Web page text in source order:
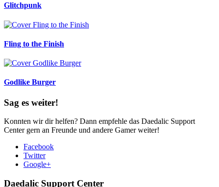
Glitchpunk
Fling to the Finish
Godlike Burger
Sag es weiter!
Konnten wir dir helfen? Dann empfehle das Daedalic Support
Center gern an Freunde und andere Gamer weiter!
Facebook
Twitter
Google+
Daedalic Support Center